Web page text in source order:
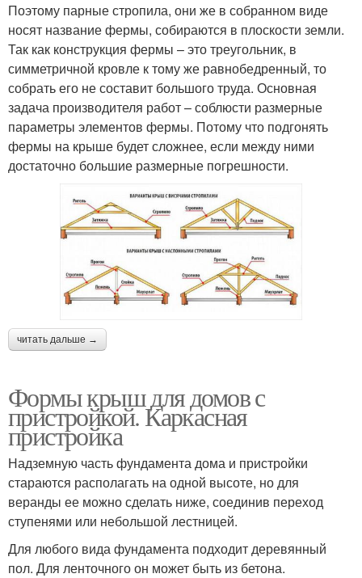
Поэтому парные стропила, они же в собранном виде
носят название фермы, собираются в плоскости земли.
Так как конструкция фермы – это треугольник, в
симметричной кровле к тому же равнобедренный, то
собрать его не составит большого труда. Основная
задача производителя работ – соблюсти размерные
параметры элементов фермы. Потому что подгонять
фермы на крыше будет сложнее, если между ними
достаточно большие размерные погрешности.
читать дальше →
Формы крыш для домов с
пристройкой. Каркасная
пристройка
Надземную часть фундамента дома и пристройки
стараются располагать на одной высоте, но для
веранды ее можно сделать ниже, соединив переход
ступенями или небольшой лестницей.
Для любого вида фундамента подходит деревянный
пол. Для ленточного он может быть из бетона.